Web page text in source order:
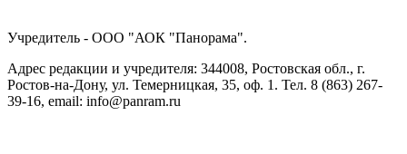
Учредитель - ООО "АОК "Панорама".
Адрес редакции и учредителя: 344008, Ростовская обл., г.
Ростов-на-Дону, ул. Темерницкая, 35, оф. 1. Тел. 8 (863) 267-
39-16, email: info@panram.ru